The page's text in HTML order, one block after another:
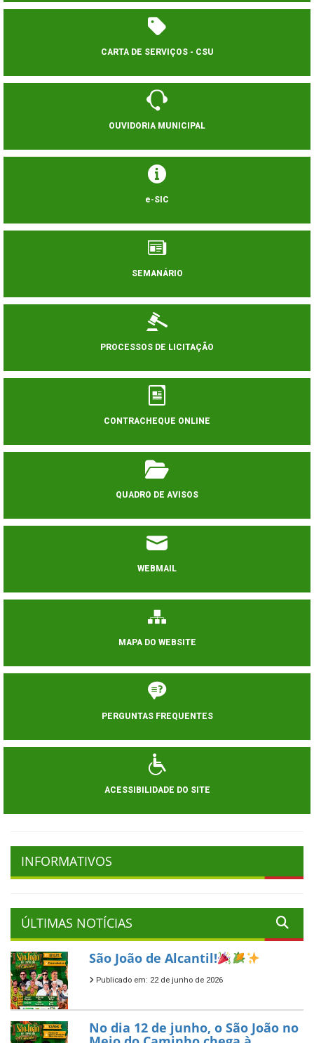
CARTA DE SERVIÇOS - CSU
OUVIDORIA MUNICIPAL
e-SIC
SEMANÁRIO
PROCESSOS DE LICITAÇÃO
CONTRACHEQUE ONLINE
QUADRO DE AVISOS
WEBMAIL
MAPA DO WEBSITE
PERGUNTAS FREQUENTES
ACESSIBILIDADE DO SITE
INFORMATIVOS
ÚLTIMAS NOTÍCIAS
São João de Alcantil!
Publicado em: 22 de junho de 2026
No dia 12 de junho, o São João no